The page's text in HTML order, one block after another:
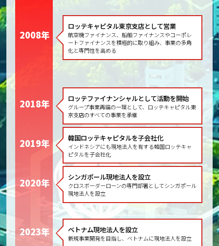
2008年
2018年
2019年
2020年
2023年
ロッテキャピタル東京支店として営業
航空機ファイナンス、船舶ファイナンスやコーポレ
ートファイナンスを積極的に取り組み、事業の多角
化と専門性を高める
ロッテファイナンシャルとして活動を開始
グループ事業再編の一環として、ロッテキャピタル東
京支店のすべての事業を承継
韓国ロッテキャピタルを子会社化
インドネシアにも現地法人を有する韓国ロッテキャ
ピタルを子会社化
シンガポール現地法人を設立
クロスボーダーローンの専門部署としてシンガポール
現地法人を設立
ベトナム現地法人を設立
新規事業開発を目指し、ベトナムに現地法人を設立